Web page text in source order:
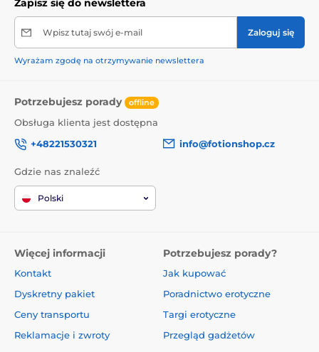
Zapisz się do newslettera
Wpisz tutaj swój e-mail Zaloguj się
Wyrażam zgodę na otrzymywanie newslettera
Potrzebujesz porady offline
Obsługa klienta jest dostępna
+48221530321
info@fotionshop.cz
Gdzie nas znaleźć
Polski
Więcej informacji
Kontakt
Dyskretny pakiet
Ceny transportu
Reklamacje i zwroty
Potrzebujesz porady?
Jak kupować
Poradnictwo erotyczne
Targi erotyczne
Przegląd gadżetów